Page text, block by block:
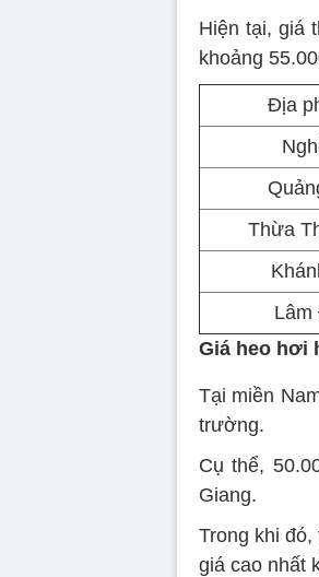
Hiện tại, giá
khoảng
Địa
Thừa
Lâm
Giá heo hơi
Tại miền
trường.
Cụ thể,
Giang.
Trong khi
giá cao nhất